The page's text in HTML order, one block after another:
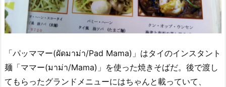
「パッママー(ผัดมาม่า/Pad Mama)」はタイのインスタント
麺「ママー(มาม่า/Mama)」を使った焼きそばだ。後で渡し
てもらったグランドメニューにはちゃんと載っていて、